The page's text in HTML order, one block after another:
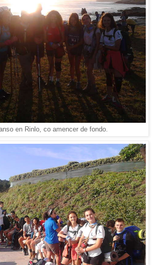
en Rinlo, co amencer de fondo.